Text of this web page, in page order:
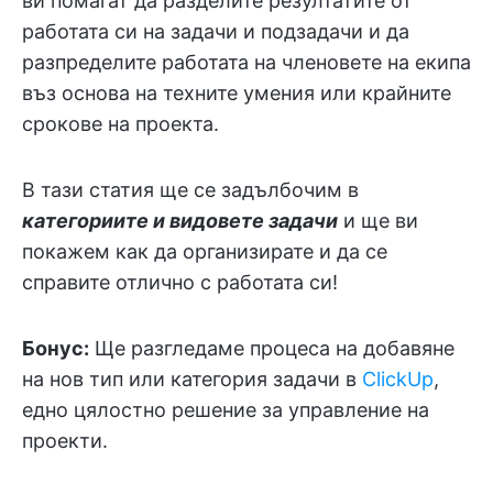
работата си на задачи и подзадачи и да
разпределите работата на членовете на екипа
въз основа на техните умения или крайните
срокове на проекта.
В тази статия ще се задълбочим в
категориите и видовете задачи и ще ви
покажем как да организирате и да се
справите отлично с работата си!
Бонус: Ще разгледаме процеса на добавяне
на нов тип или категория задачи в ClickUp,
едно цялостно решение за управление на
проекти.